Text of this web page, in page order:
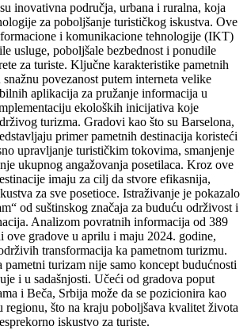
inovativna područja, urbana i ruralna, koja
za poboljšanje turističkog iskustva. Ove
i komunikacione tehnologije (IKT)
usluge, poboljšale bezbednost i ponudile
za turiste. Ključne karakteristike pametnih
povezanost putem interneta velike
aplikacija za pružanje informacija u
ekoloških inicijativa koje
turizma. Gradovi kao što su Barselona,
primer pametnih destinacija koristeći
upravljanje turističkim tokovima, smanjenje
ukupnog angažovanja posetilaca. Kroz ove
imaju za cilj da stvore efikasnija,
za sve posetioce. Istraživanje je pokazalo
od suštinskog značaja za buduću održivost i
Analizom povratnih informacija od 389
ove gradove u aprilu i maju 2024. godine,
transformacija ka pametnom turizmu.
pametni turizam nije samo koncept budućnosti
i u sadašnjosti. Učeći od gradova poput
i Beča, Srbija može da se pozicionira kao
regionu, što na kraju poboljšava kvalitet života
iskustvo za turiste.